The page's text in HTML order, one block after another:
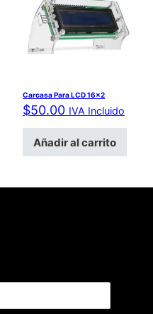
Carcasa Para LCD 16×2
$50.00 IVA Incluido
Añadir al carrito